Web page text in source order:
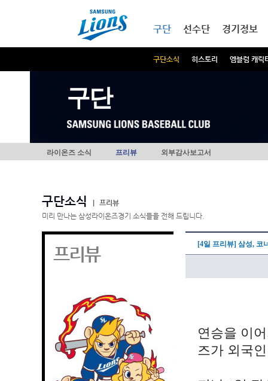
구단
구단소식 히스토리 엠블럼 캐릭
선수단 경기정보
구단
라이온즈 소식 프리뷰 외부감사보고서
구단소식
프리뷰
미리 만나는 삼성라이온즈경기 소식들을 전해 드립니다.
프리뷰 [4일 프리뷰] 삼성, 코
연승을 이
즈가 외국